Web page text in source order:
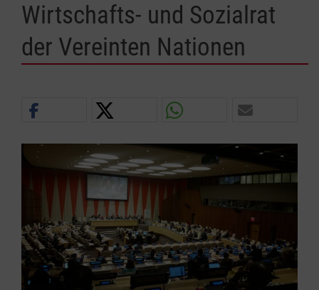
Wirtschafts- und Sozialrat
der Vereinten Nationen